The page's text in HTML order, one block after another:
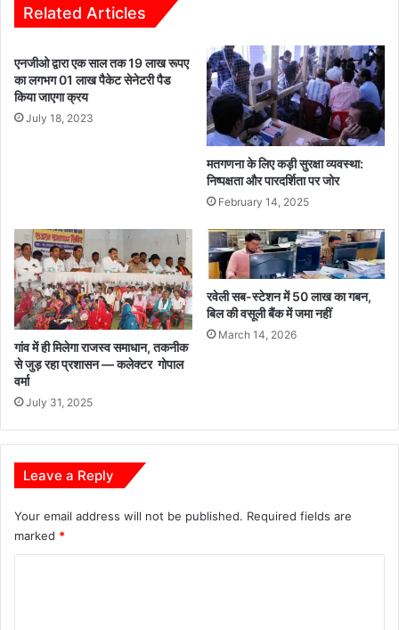
एस
एस
ने
दिए
महत्वपूर्ण
निर्देश!*
Related Articles
एनजीओ द्वारा एक साल तक 19 लाख रूपए
का लगभग 01 लाख पैकेट सेनेटरी पैड
किया जाएगा क्रय
July 18, 2023
मतगणना के लिए कड़ी सुरक्षा व्यवस्था:
निष्पक्षता और पारदर्शिता पर जोर
February 14, 2025
गांव में ही मिलेगा राजस्व समाधान, तकनीक
से जुड़ रहा प्रशासन — कलेक्टर गोपाल
वर्मा
July 31, 2025
रवेली सब-स्टेशन में 50 लाख का गबन,
बिल की वसूली बैंक में जमा नहीं
March 14, 2026
Leave a Reply
Your email address will not be published. Required fields are
marked *